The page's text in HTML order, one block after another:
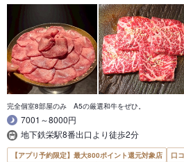
完全個室8部屋のみ A5の厳選和牛をぜひ。
7001～8000円
地下鉄栄駅8番出口より徒歩2分
【アプリ予約限定】最大800ポイント還元対象店
口